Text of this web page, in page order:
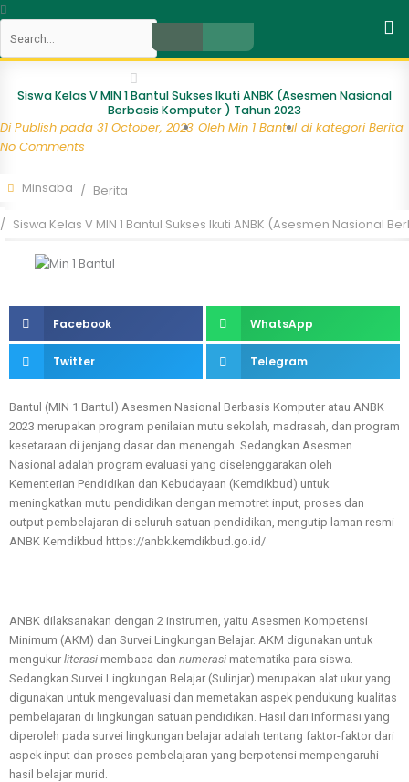
Skip
content
Close
Siswa Kelas V MIN 1 Bantul Sukses Ikuti ANBK (Asesmen Nasional
Berbasis Komputer ) Tahun 2023
Di Publish pada 31 October, 2023 Oleh Min 1 Bantul di kategori Berita
No Comments
Minsaba Berita
Siswa Kelas V MIN 1 Bantul Sukses Ikuti ANBK (Asesmen Nasional
Facebook WhatsApp
Twitter Telegram
Bantul (MIN 1 Bantul) Asesmen Nasional Berbasis Komputer atau ANBK
2023 merupakan program penilaian mutu sekolah, madrasah, dan program
kesetaraan di jenjang dasar dan menengah. Sedangkan Asesmen
Nasional adalah program evaluasi yang diselenggarakan oleh
Kementerian Pendidikan dan Kebudayaan (Kemdikbud) untuk
meningkatkan mutu pendidikan dengan memotret input, proses dan
output pembelajaran di seluruh satuan pendidikan, mengutip laman resmi
ANBK Kemdikbud https://anbk.kemdikbud.go.id/
ANBK dilaksanakan dengan 2 instrumen, yaitu Asesmen Kompetensi
Minimum (AKM) dan Survei Lingkungan Belajar. AKM digunakan untuk
mengukur literasi membaca dan numerasi matematika para siswa.
Sedangkan Survei Lingkungan Belajar (Sulinjar) merupakan alat ukur yang
digunakan untuk mengevaluasi dan memetakan aspek pendukung kualitas
pembelajaran di lingkungan satuan pendidikan. Hasil dari Informasi yang
diperoleh pada survei lingkungan belajar adalah tentang faktor-faktor dari
aspek input dan proses pembelajaran yang berpotensi mempengaruhi
hasil belajar murid.